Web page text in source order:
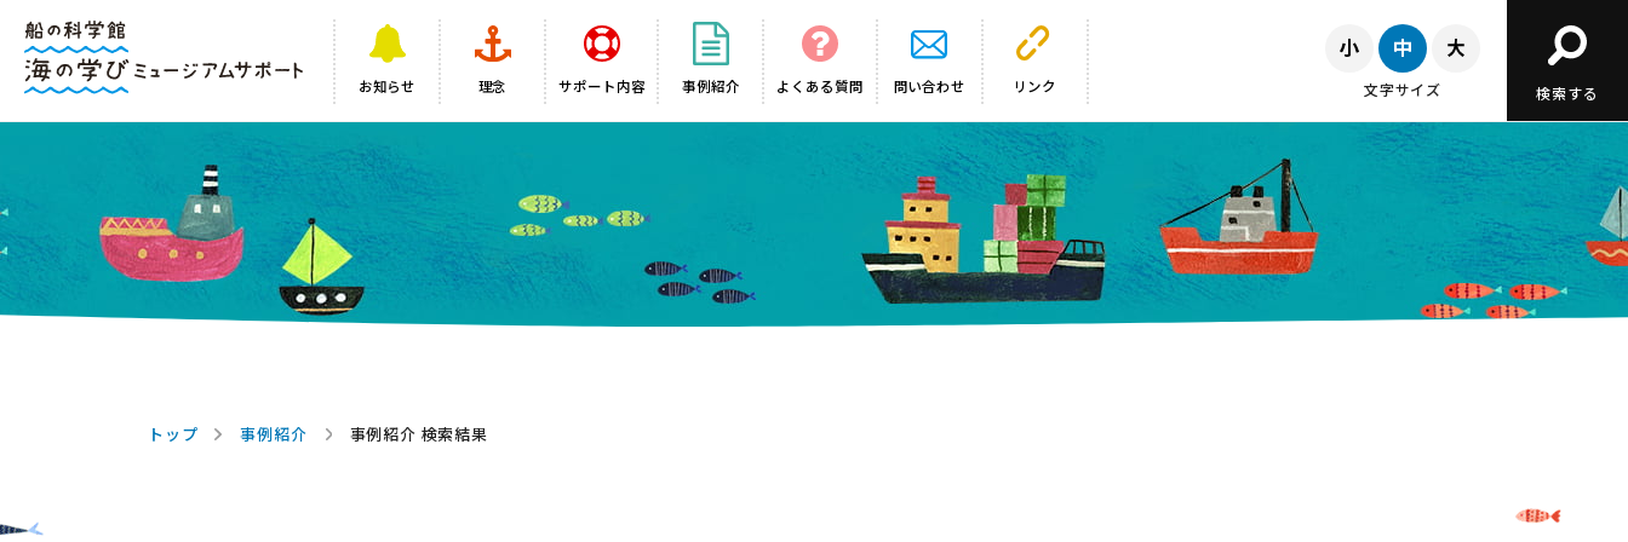
お知らせ 理念 サポート内容 事例紹介 よくある質問 問い合わせ リンク 文字サイズ 検索する
トップ 事例紹介 事例紹介 検索結果